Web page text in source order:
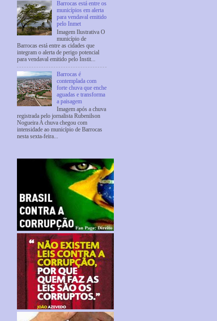
Barrocas está entre os
municípios em alerta
para vendaval emitido
pelo Inmet
Imagem Ilustrativa O
município de
Barrocas está entre as cidades que
integram o alerta de perigo potencial
para vendaval emitido pelo Instit...
Barrocas é
contemplada com
forte chuva que enche
aguadas e transforma
a paisagem
Imagem após a chuva
registrada pelo jornalista Rubenilson
Nogueira A chuva chegou com
intensidade ao município de Barrocas
nesta sexta-feira...